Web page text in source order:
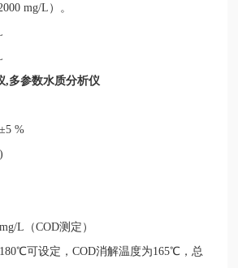
mg/L ）。
,多参数水质分析仪
5 %
L （COD测定）
℃可设定，COD消解温度为165℃，总